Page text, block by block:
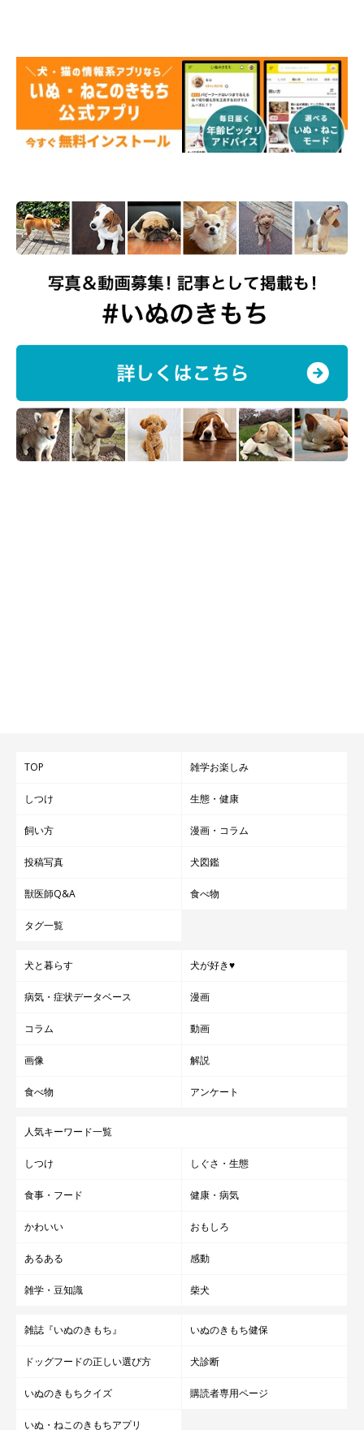
TOP 雑学お楽しみ
しつけ 生態・健康
飼い方 漫画・コラム
投稿写真 犬図鑑
獣医師Q&A 食べ物
タグ一覧
犬と暮らす 犬が好き♥
病気・症状データベース 漫画
コラム 動画
画像 解説
食べ物 アンケート
人気キーワード一覧
しつけ しぐさ・生態
食事・フード 健康・病気
かわいい おもしろ
あるある 感動
雑学・豆知識 柴犬
雑誌『いぬのきもち』 いぬのきもち健保
ドッグフードの正しい選び方 犬診断
いぬのきもちクイズ 購読者専用ページ
いぬ・ねこのきもちアプリ